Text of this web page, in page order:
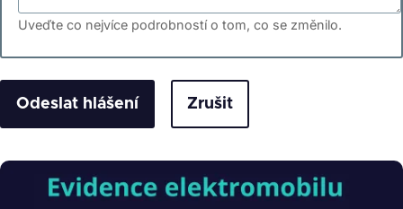
Uveďte co nejvíce podrobností o tom, co se změnilo.
Zrušit
Obrázek